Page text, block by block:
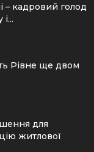
– кадровий голод
Рівне ще двом
для
житлової